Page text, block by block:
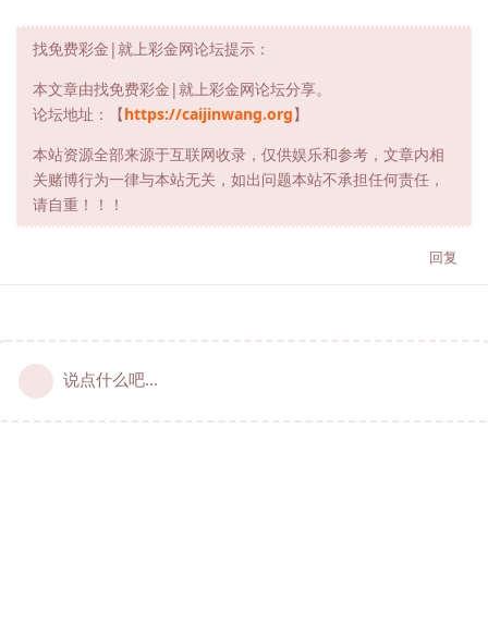
找免费彩金|就上彩金网论坛提示：
本文章由找免费彩金|就上彩金网论坛分享。
论坛地址：【https://caijinwang.org】
本站资源全部来源于互联网收录，仅供娱乐和参考，文章内相
关赌博行为一律与本站无关，如出问题本站不承担任何责任，
请自重！！！
回复
说点什么吧...